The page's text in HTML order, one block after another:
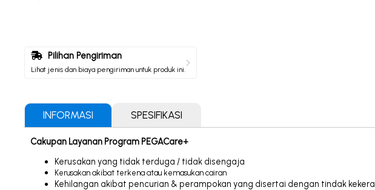
Pilihan Pengiriman
Lihat jenis dan biaya pengiriman untuk produk ini.
INFORMASI SPESIFIKASI
Cakupan Layanan Program PEGACare+
Kerusakan yang tidak terduga / tidak disengaja
Kerusakan akibat terkena atau kemasukan cairan
Kehilangan akibat pencurian & perampokan yang disertai dengan tindak